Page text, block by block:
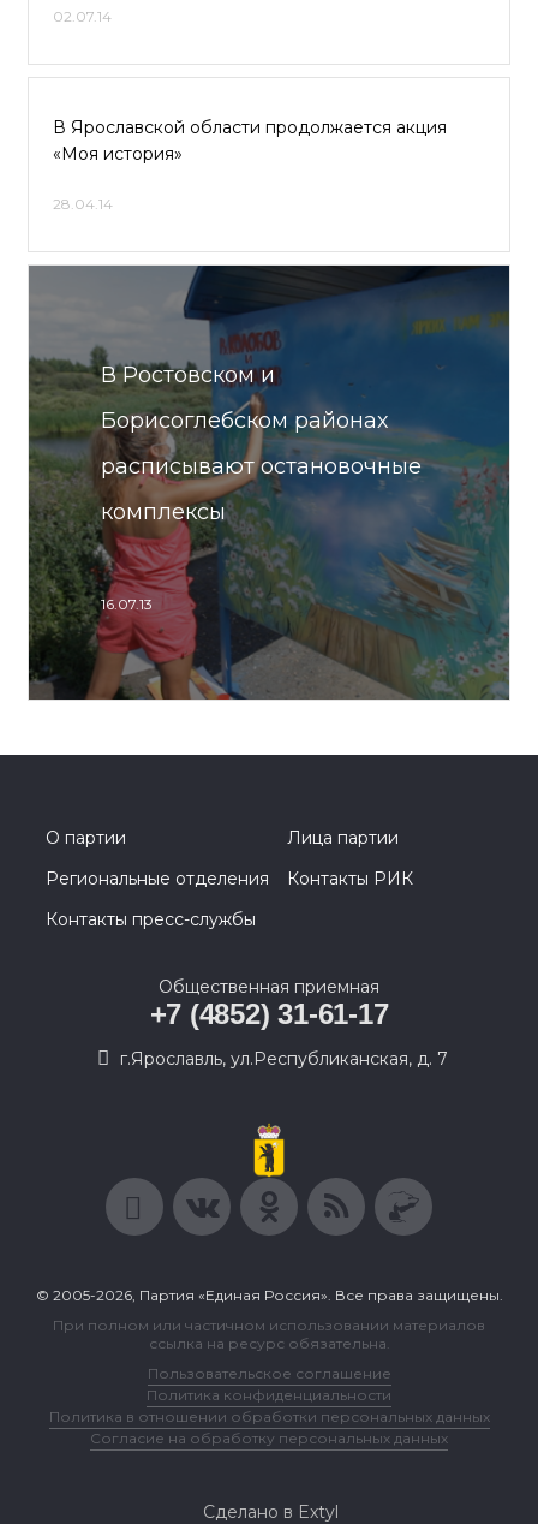
02.07.14
В Ярославской области продолжается акция
«Моя история»
28.04.14
В Ростовском и
Борисоглебском районах
расписывают остановочные
комплексы
16.07.13
О партии
Лица партии
Региональные отделения
Контакты РИК
Контакты пресс-службы
Общественная приемная
+7 (4852) 31-61-17
г.Ярославль, ул.Республиканская, д. 7
© 2005-2026, Партия «Единая Россия». Все права защищены.
При полном или частичном использовании материалов
ссылка на ресурс обязательна.
Пользовательское соглашение
Политика конфиденциальности
Политика в отношении обработки персональных данных
Согласие на обработку персональных данных
Сделано в Extyl